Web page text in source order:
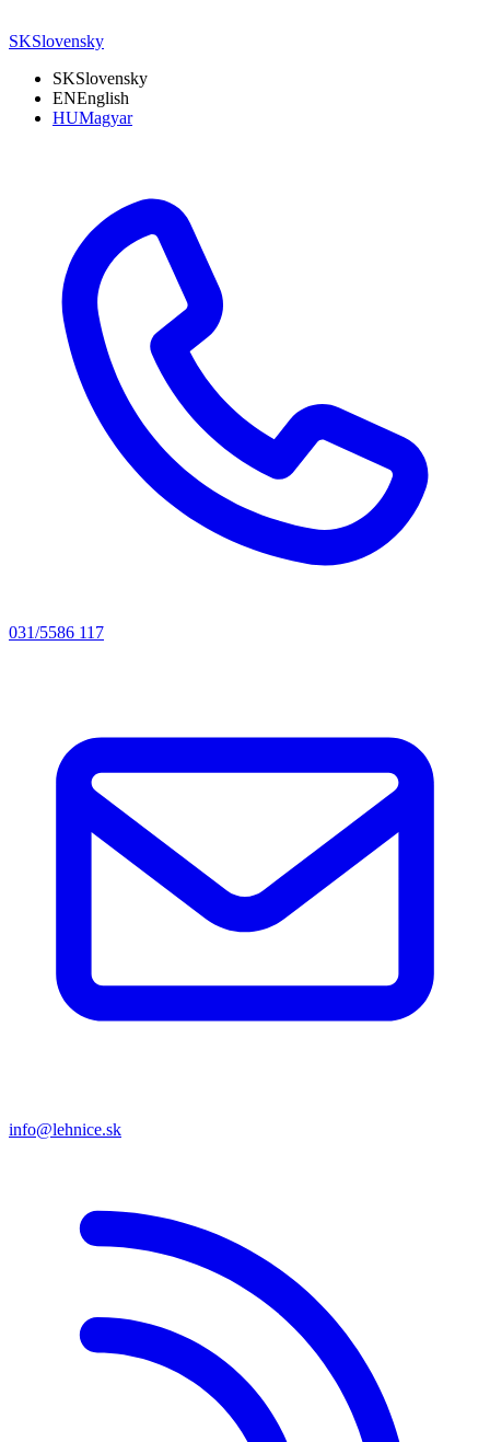
SKSlovensky
SKSlovensky
ENEnglish
HUMagyar
031/5586 117
info@lehnice.sk